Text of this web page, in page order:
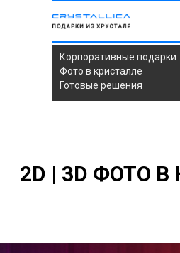
Корпоративные подарки
Фото в кристалле
Готовые решения
2D | 3D ФОТО